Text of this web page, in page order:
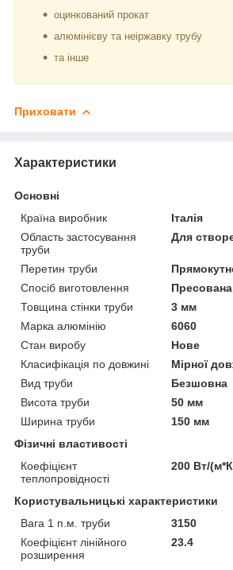
оцинкований прокат
алюмінієву та неіржавку трубу
та інше
Приховати
Характеристики
Основні
Країна виробник
Італія
Область застосування
труби
Для
Перетин труби
Спосіб виготовлення
Пресована
Товщина стінки труби
3 мм
Марка алюмінію
6060
Стан виробу
Нове
Класифікація по довжині
Мірної
Вид труби
Безшовна
Висота труби
50 мм
Ширина труби
150 мм
Фізичні властивості
Коефіцієнт
теплопровідності
200 Вт/
Користувальницькі характеристики
Вага 1 п.м. труби
3150
Коефіцієнт лінійного
розширення
23.4